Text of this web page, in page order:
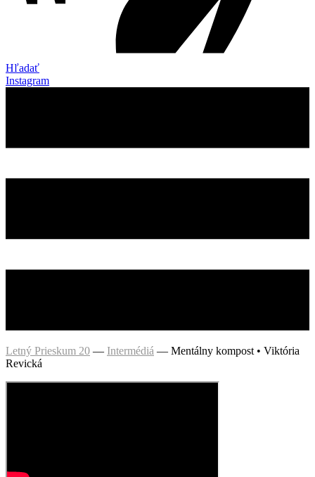
Hľadať
Instagram
Letný Prieskum 20 — Intermédiá — Mentálny kompost • Viktória
Revická